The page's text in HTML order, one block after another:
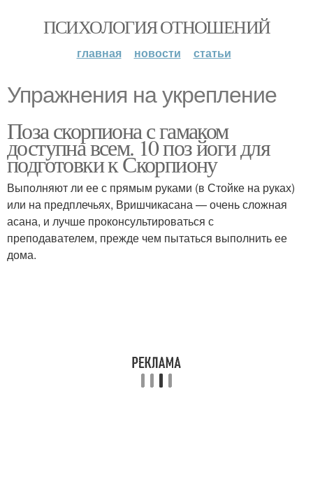
ПСИХОЛОГИЯ ОТНОШЕНИЙ
главная новости статьи
Упражнения на укрепление
Поза скорпиона с гамаком
доступна всем. 10 поз йоги для
подготовки к Скорпиону
Выполняют ли ее с прямым руками (в Стойке на руках)
или на предплечьях, Вришчикасана — очень сложная
асана, и лучше проконсультироваться с
преподавателем, прежде чем пытаться выполнить ее
дома.